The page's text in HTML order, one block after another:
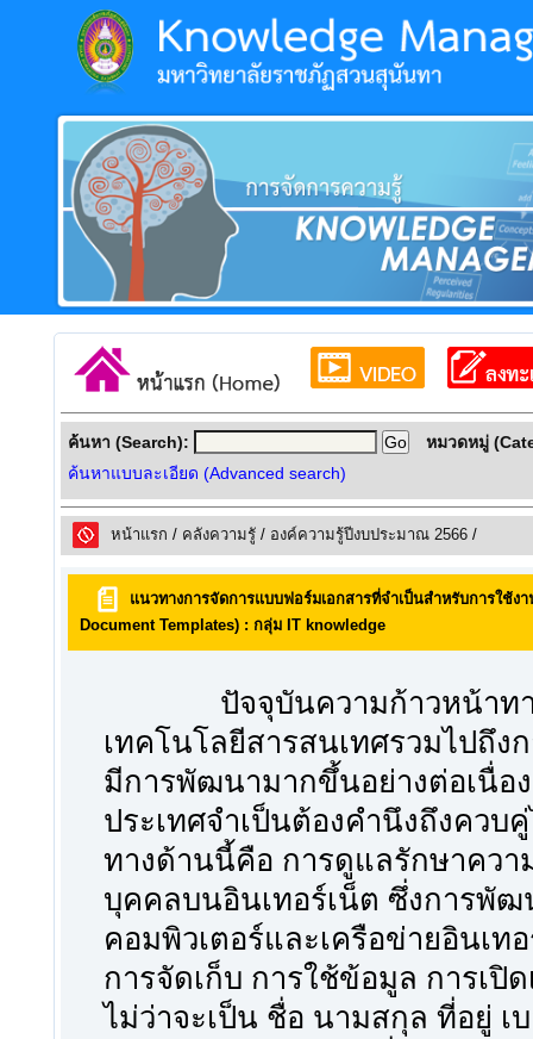
ค้นหา (Search):
ค้นหาแบบละเอียด (Advanced search)
หมวดหมู่
หน้าแรก / คลังความรูั / องค์ความรู้ปีงบประมาณ 2566 /
แนวทางการจัดการแบบฟอร์มเอกสารที่จำเป็นสำหรับการใ
Document Templates) : กลุ่ม IT knowledge
ปัจจุบันความก้าวหน้าทาง
เทคโนโลยีสารสนเทศรวมไปถึง
มีการพัฒนามากขึ้นอย่างต่อเนื่อ
ประเทศจำเป็นต้องคำนึงถึงควบ
ทางด้านนี้คือ การดูแลรักษาคว
บุคคลบนอินเทอร์เน็ต ซึ่งการพัฒ
คอมพิวเตอร์และเครือข่ายอินเท
การจัดเก็บ การใช้ข้อมูล การเปิ
ไม่ว่าจะเป็น ชื่อ นามสกุล ที่อยู่